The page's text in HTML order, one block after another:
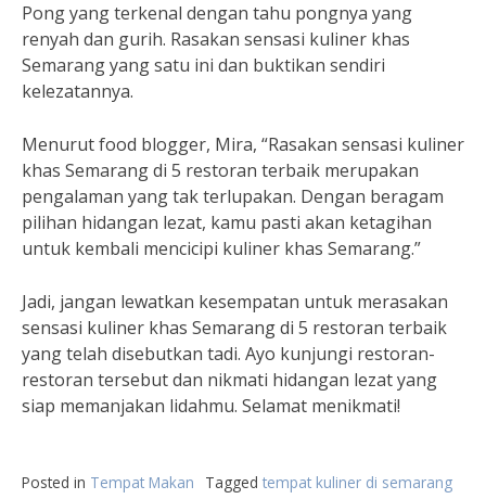
Pong yang terkenal dengan tahu pongnya yang
renyah dan gurih. Rasakan sensasi kuliner khas
Semarang yang satu ini dan buktikan sendiri
kelezatannya.
Menurut food blogger, Mira, “Rasakan sensasi kuliner
khas Semarang di 5 restoran terbaik merupakan
pengalaman yang tak terlupakan. Dengan beragam
pilihan hidangan lezat, kamu pasti akan ketagihan
untuk kembali mencicipi kuliner khas Semarang.”
Jadi, jangan lewatkan kesempatan untuk merasakan
sensasi kuliner khas Semarang di 5 restoran terbaik
yang telah disebutkan tadi. Ayo kunjungi restoran-
restoran tersebut dan nikmati hidangan lezat yang
siap memanjakan lidahmu. Selamat menikmati!
Posted in Tempat Makan Tagged tempat kuliner di semarang